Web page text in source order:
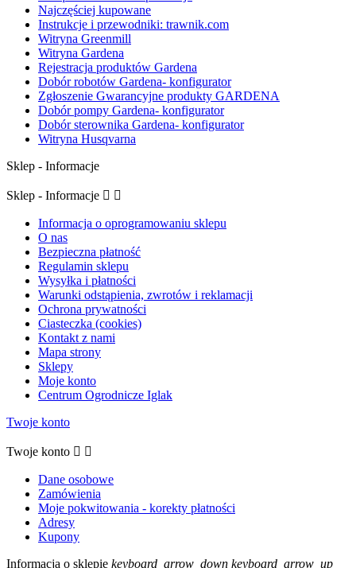
Najczęściej kupowane
Instrukcje i przewodniki: trawnik.com
Witryna Greenmill
Witryna Gardena
Rejestracja produktów Gardena
Dobór robotów Gardena- konfigurator
Zgłoszenie Gwarancyjne produkty GARDENA
Dobór pompy Gardena- konfigurator
Dobór sterownika Gardena- konfigurator
Witryna Husqvarna
Sklep - Informacje
Sklep - Informacje  
Informacja o oprogramowaniu sklepu
O nas
Bezpieczna płatność
Regulamin sklepu
Wysyłka i płatności
Warunki odstąpienia, zwrotów i reklamacji
Ochrona prywatności
Ciasteczka (cookies)
Kontakt z nami
Mapa strony
Sklepy
Moje konto
Centrum Ogrodnicze Iglak
Twoje konto
Twoje konto  
Dane osobowe
Zamówienia
Moje pokwitowania - korekty płatności
Adresy
Kupony
Informacja o sklepie keyboard_arrow_down keyboard_arrow_up